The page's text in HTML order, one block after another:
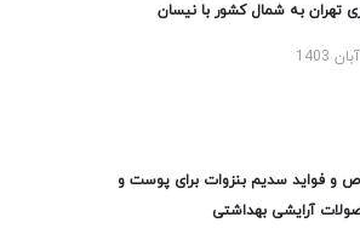
تهران به شمال کشور با نیسان
و فواید سدیم بنزوات برای پوست و
آرایشی بهداشتی